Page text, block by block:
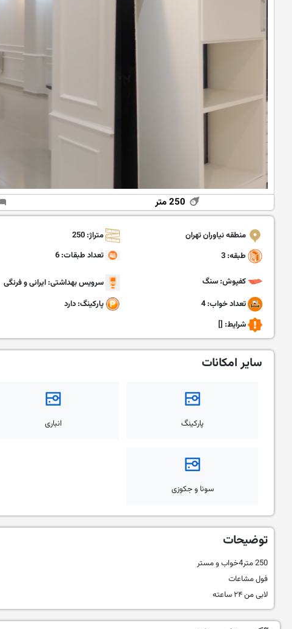
250 متر
منطقه نیاوران تهران متراژ: 250
طبقه: 3
تعداد طبقات: 6
کفپوش: سنگ سرویس بهداشتی: ایرانی و فرنگی
تعداد خواب: 4
پارکینگ: دارد
شرایط: []
سایر امکانات
پارکینگ انباری
سونا و جکوزی
توضیحات
250 متر4خواب و مستر
فول مشاعات
لابی من ۲۴ ساعته